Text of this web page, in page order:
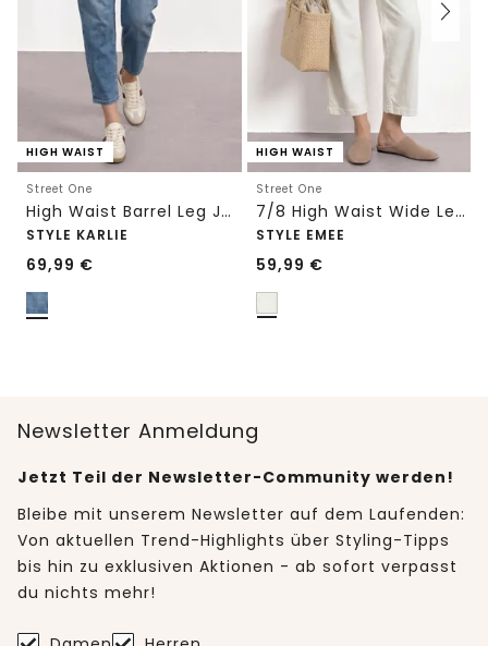
HIGH WAIST
Street One
High Waist Barrel Leg Jeans im Loose Fit
STYLE KARLIE
69,99 €
HIGH WAIST
Street One
7/8 High Waist Wide Leg Jeans im Loose Fit
STYLE EMEE
59,99 €
Newsletter Anmeldung
Jetzt Teil der Newsletter-Community werden!
Bleibe mit unserem Newsletter auf dem Laufenden:
Von aktuellen Trend-Highlights über Styling-Tipps
bis hin zu exklusiven Aktionen - ab sofort verpasst
du nichts mehr!